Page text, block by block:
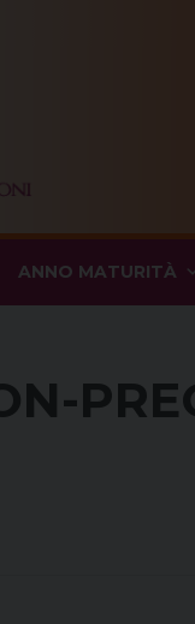
ANNO MATURITÀ